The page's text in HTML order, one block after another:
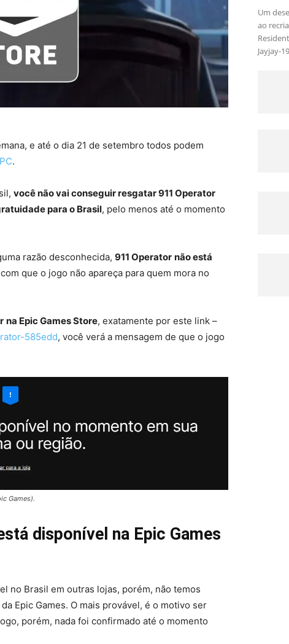
e até o dia 21 de setembro todos podem
PC.
você não vai conseguir resgatar 911 Operator
para o Brasil, pelo menos até o momento
razão desconhecida, 911 Operator não está
que o jogo não apareça para quem mora no
na Epic Games Store, exatamente por este link –
585edd, você verá a mensagem de que o jogo
Games).
disponível na Epic Games
no Brasil em outras lojas, porém, não temos
Epic Games. O mais provável, é o motivo ser
porém, nada foi confirmado até o momento
Um
ao
Jayjay-